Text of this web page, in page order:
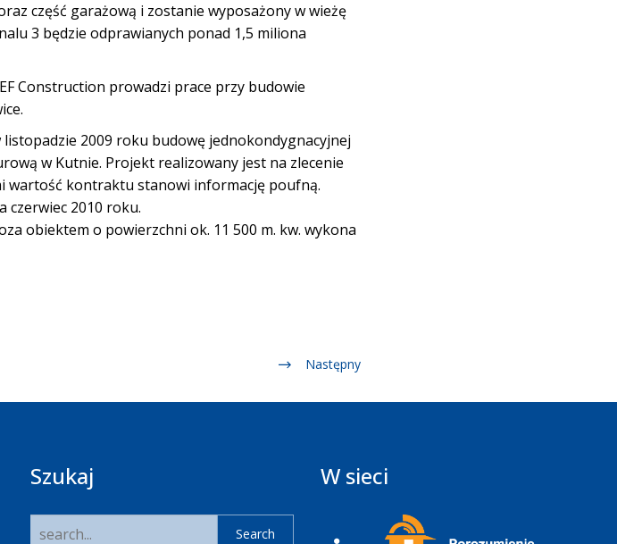
część garażową i zostanie wyposażony w wieżę
3 będzie odprawianych ponad 1,5 miliona
Construction prowadzi prace przy budowie
listopadzie 2009 roku budowę jednokondygnacyjnej
w Kutnie. Projekt realizowany jest na zlecenie
wartość kontraktu stanowi informację poufną.
czerwiec 2010 roku.
obiektem o powierzchni ok. 11 500 m. kw. wykona
Następny
Szukaj W sieci